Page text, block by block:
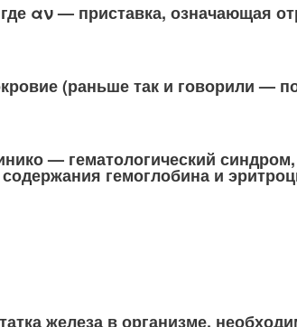
αν — приставка, означающая
(раньше так и говорили —
— гематологический
гемоглобина и
железа в организме,